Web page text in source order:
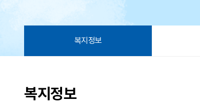
복지정보
복지정보